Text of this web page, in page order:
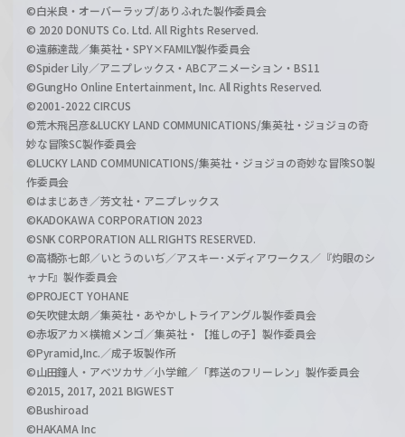
©白米良・オーバーラップ/ありふれた製作委員会
© 2020 DONUTS Co. Ltd. All Rights Reserved.
©遠藤達哉／集英社・SPY×FAMILY製作委員会
©Spider Lily／アニプレックス・ABCアニメーション・BS11
©GungHo Online Entertainment, Inc. All Rights Reserved.
©2001-2022 CIRCUS
©荒木飛呂彦&LUCKY LAND COMMUNICATIONS/集英社・ジョジョの奇
妙な冒険SC製作委員会
©LUCKY LAND COMMUNICATIONS/集英社・ジョジョの奇妙な冒険SO製
作委員会
©はまじあき／芳文社・アニプレックス
©KADOKAWA CORPORATION 2023
©SNK CORPORATION ALL RIGHTS RESERVED.
©高橋弥七郎／いとうのいぢ／アスキー･メディアワークス／『灼眼のシ
ャナF』製作委員会
©PROJECT YOHANE
©矢吹健太朗／集英社・あやかしトライアングル製作委員会
©赤坂アカ×横槍メンゴ／集英社・【推しの子】製作委員会
©Pyramid,Inc.／成子坂製作所
©山田鐘人・アベツカサ／小学館／「葬送のフリーレン」製作委員会
©2015, 2017, 2021 BIGWEST
©Bushiroad
©HAKAMA Inc